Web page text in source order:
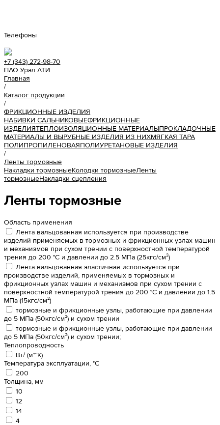
Телефоны
+7 (343) 272-98-70
ПАО Урал АТИ
Главная
/
Каталог продукции
/
ФРИКЦИОННЫЕ ИЗДЕЛИЯ
НАБИВКИ САЛЬНИКОВЫЕФРИКЦИОННЫЕ
ИЗДЕЛИЯТЕПЛОИЗОЛЯЦИОННЫЕ МАТЕРИАЛЫПРОКЛАДОЧНЫЕ
МАТЕРИАЛЫ И ВЫРУБНЫЕ ИЗДЕЛИЯ ИЗ НИХМЯГКАЯ ТАРА
ПОЛИПРОПИЛЕНОВАЯПОЛИУРЕТАНОВЫЕ ИЗДЕЛИЯ
/
Ленты тормозные
Накладки тормозныеКолодки тормозныеЛенты
тормозныеНакладки сцепления
Ленты тормозные
Область применения
Лента вальцованная используется при производстве
изделий применяемых в тормозных и фрикционных узлах машин
и механизмов при сухом трении с поверхностной температурой
трения до 200 °С и давлении до 2.5 МПа (25кгс/см²)
Лента вальцованная эластичная используется при
производстве изделий, применяемых в тормозных и
фрикционных узлах машин и механизмов при сухом трении с
поверхностной температурой трения до 200 °С и давлении до 1.5
МПа (15кгс/см²)
тормозные и фрикционные узлы, работающие при давлении
до 5 МПа (50кгс/см²) и сухом трении
тормозные и фрикционные узлы, работающие при давлении
до 5 МПа (50кгс/см²) и сухом трении;
Теплопроводность
Вт/ (м*°К)
Температура эксплуатации, °С
200
Толщина, мм
10
12
14
4